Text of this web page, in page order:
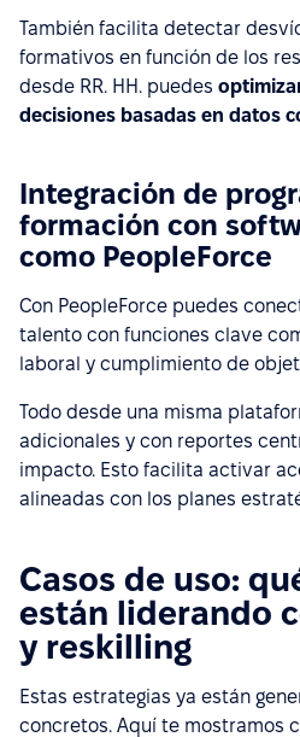
También facilita detectar
formativos en función de los
desde RR. HH. puedes
decisiones basadas en datos
Integración de
formación con
como PeopleForce
Con PeopleForce puedes
talento con funciones clave
laboral y cumplimiento de
Todo desde una misma
adicionales y con reportes
impacto. Esto facilita activar
alineadas con los planes
Casos de uso:
están liderando
y reskilling
Estas estrategias ya están
concretos. Aquí te mostramos